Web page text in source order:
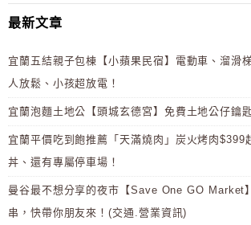
最新文章
宜蘭五結親子包棟【小蘋果民宿】電動車、溜滑
人放鬆、小孩超放電！
宜蘭泡麵土地公【頭城玄德宮】免費土地公仔鑰
宜蘭平價吃到飽推薦「天滿燒肉」炭火烤肉$399
丼、還有專屬停車場！
曼谷最不想分享的夜市【Save One GO Market
串，快帶你朋友來！(交通.營業資訊)